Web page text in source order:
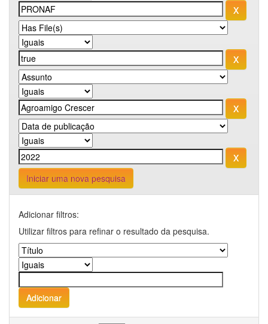
Iniciar uma nova pesquisa
Adicionar filtros:
Utilizar filtros para refinar o resultado da pesquisa.